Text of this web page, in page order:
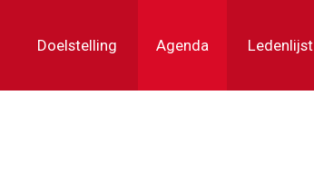
Doelstelling Agenda Ledenlijst